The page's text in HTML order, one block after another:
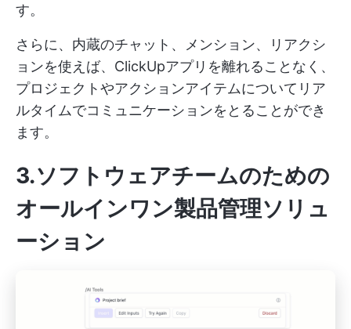
す。
さらに、内蔵のチャット、メンション、リアクシ
ョンを使えば、ClickUpアプリを離れることなく、
プロジェクトやアクションアイテムについてリア
ルタイムでコミュニケーションをとることができ
ます。
3.ソフトウェアチームのための
オールインワン製品管理ソリュ
ーション